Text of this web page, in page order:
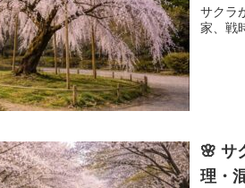
サクラ
家、戦
🌸 サ
理・